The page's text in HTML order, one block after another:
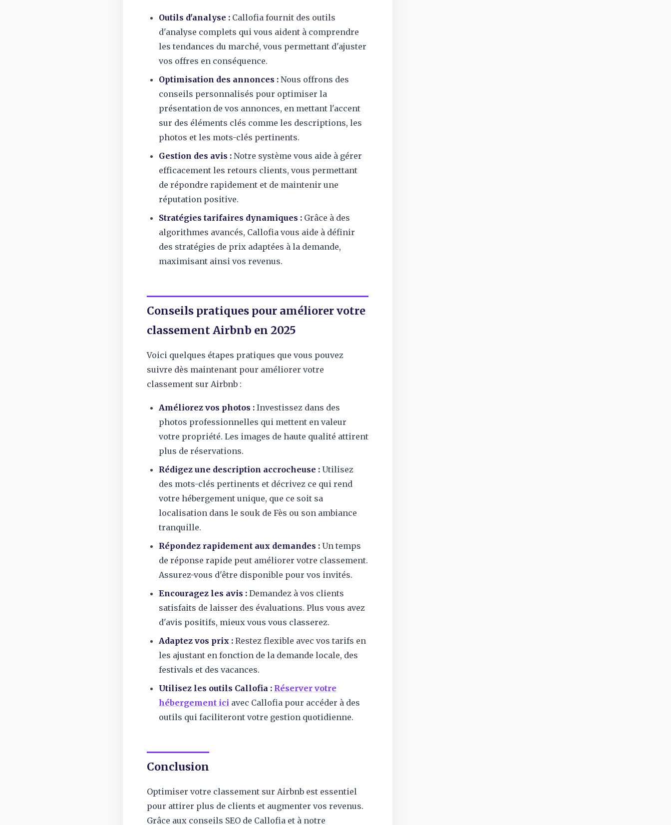
Outils d'analyse : Callofia fournit des outils
d'analyse complets qui vous aident à comprendre
les tendances du marché, vous permettant d'ajuster
vos offres en conséquence.
Optimisation des annonces : Nous offrons des
conseils personnalisés pour optimiser la
présentation de vos annonces, en mettant l'accent
sur des éléments clés comme les descriptions, les
photos et les mots-clés pertinents.
Gestion des avis : Notre système vous aide à gérer
efficacement les retours clients, vous permettant
de répondre rapidement et de maintenir une
réputation positive.
Stratégies tarifaires dynamiques : Grâce à des
algorithmes avancés, Callofia vous aide à définir
des stratégies de prix adaptées à la demande,
maximisant ainsi vos revenus.
Conseils pratiques pour améliorer votre
classement Airbnb en 2025
Voici quelques étapes pratiques que vous pouvez
suivre dès maintenant pour améliorer votre
classement sur Airbnb :
Améliorez vos photos : Investissez dans des
photos professionnelles qui mettent en valeur
votre propriété. Les images de haute qualité attirent
plus de réservations.
Rédigez une description accrocheuse : Utilisez
des mots-clés pertinents et décrivez ce qui rend
votre hébergement unique, que ce soit sa
localisation dans le souk de Fès ou son ambiance
tranquille.
Répondez rapidement aux demandes : Un temps
de réponse rapide peut améliorer votre classement.
Assurez-vous d'être disponible pour vos invités.
Encouragez les avis : Demandez à vos clients
satisfaits de laisser des évaluations. Plus vous avez
d'avis positifs, mieux vous vous classerez.
Adaptez vos prix : Restez flexible avec vos tarifs en
les ajustant en fonction de la demande locale, des
festivals et des vacances.
Utilisez les outils Callofia : Réserver votre
hébergement ici avec Callofia pour accéder à des
outils qui faciliteront votre gestion quotidienne.
Conclusion
Optimiser votre classement sur Airbnb est essentiel
pour attirer plus de clients et augmenter vos revenus.
Grâce aux conseils SEO de Callofia et à notre